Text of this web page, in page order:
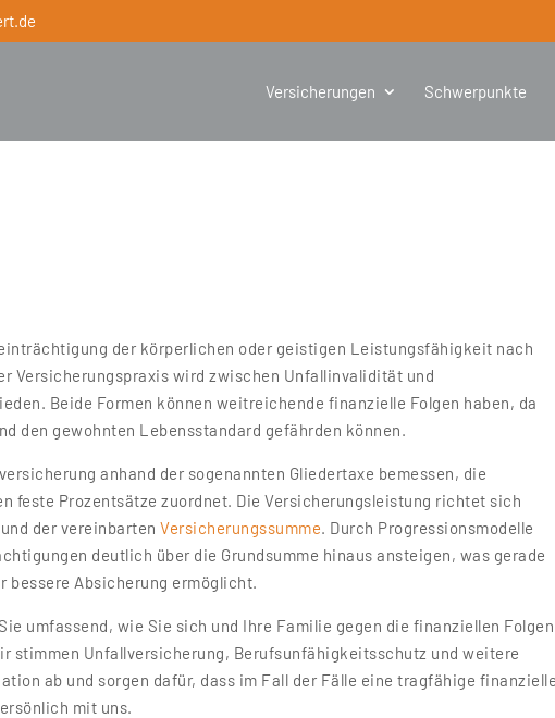
Versicherungen Schwerpunkte
der körperlichen oder geistigen Leistungsfähigkeit nach
Versicherungspraxis wird zwischen Unfallinvalidität und
Beide Formen können weitreichende finanzielle Folgen haben, da
den gewohnten Lebensstandard gefährden können.
anhand der sogenannten Gliedertaxe bemessen, die
feste Prozentsätze zuordnet. Die Versicherungsleistung richtet sich
der vereinbartenVersicherungssumme. Durch Progressionsmodelle
deutlich über die Grundsumme hinaus ansteigen, was gerade
bessere Absicherung ermöglicht.
umfassend, wie Sie sich und Ihre Familie gegen die finanziellen Folgen
stimmen Unfallversicherung, Berufsunfähigkeitsschutz und weitere
ab und sorgen dafür, dass im Fall der Fälle eine tragfähige finanzielle
mit uns.